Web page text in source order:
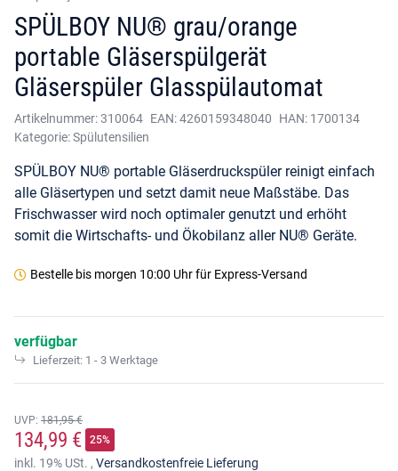
SPÜLBOY NU® grau/orange
portable Gläserspülgerät
Gläserspüler Glasspülautomat
Artikelnummer:310064 EAN:4260159348040 HAN: 1700134
Kategorie:Spülutensilien
SPÜLBOY NU® portable Gläserdruckspüler reinigt einfach
alle Gläsertypen und setzt damit neue Maßstäbe. Das
Frischwasser wird noch optimaler genutzt und erhöht
somit die Wirtschafts- und Ökobilanz aller NU® Geräte.
Bestelle bis morgen 10:00 Uhrfür Express-Versand
verfügbar
Lieferzeit: 1 - 3 Werktage
UVP: 181,95 €
134,99 € 25%
inkl. 19% USt. , Versandkostenfreie Lieferung